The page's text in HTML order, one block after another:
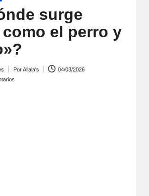
surge
el perro y
PorAllala's
04/03/2026